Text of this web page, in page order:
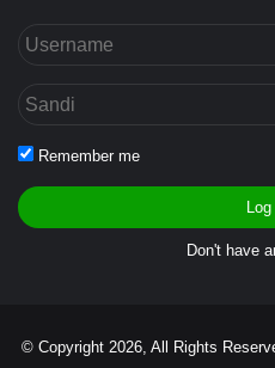
Remember me
Don't have
© Copyright 2026, All Rights